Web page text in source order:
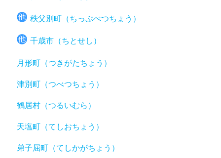
秩父別町（ちっぷべつちょう）
千歳市（ちとせし）
月形町（つきがたちょう）
津別町（つべつちょう）
鶴居村（つるいむら）
天塩町（てしおちょう）
弟子屈町（てしかがちょう）